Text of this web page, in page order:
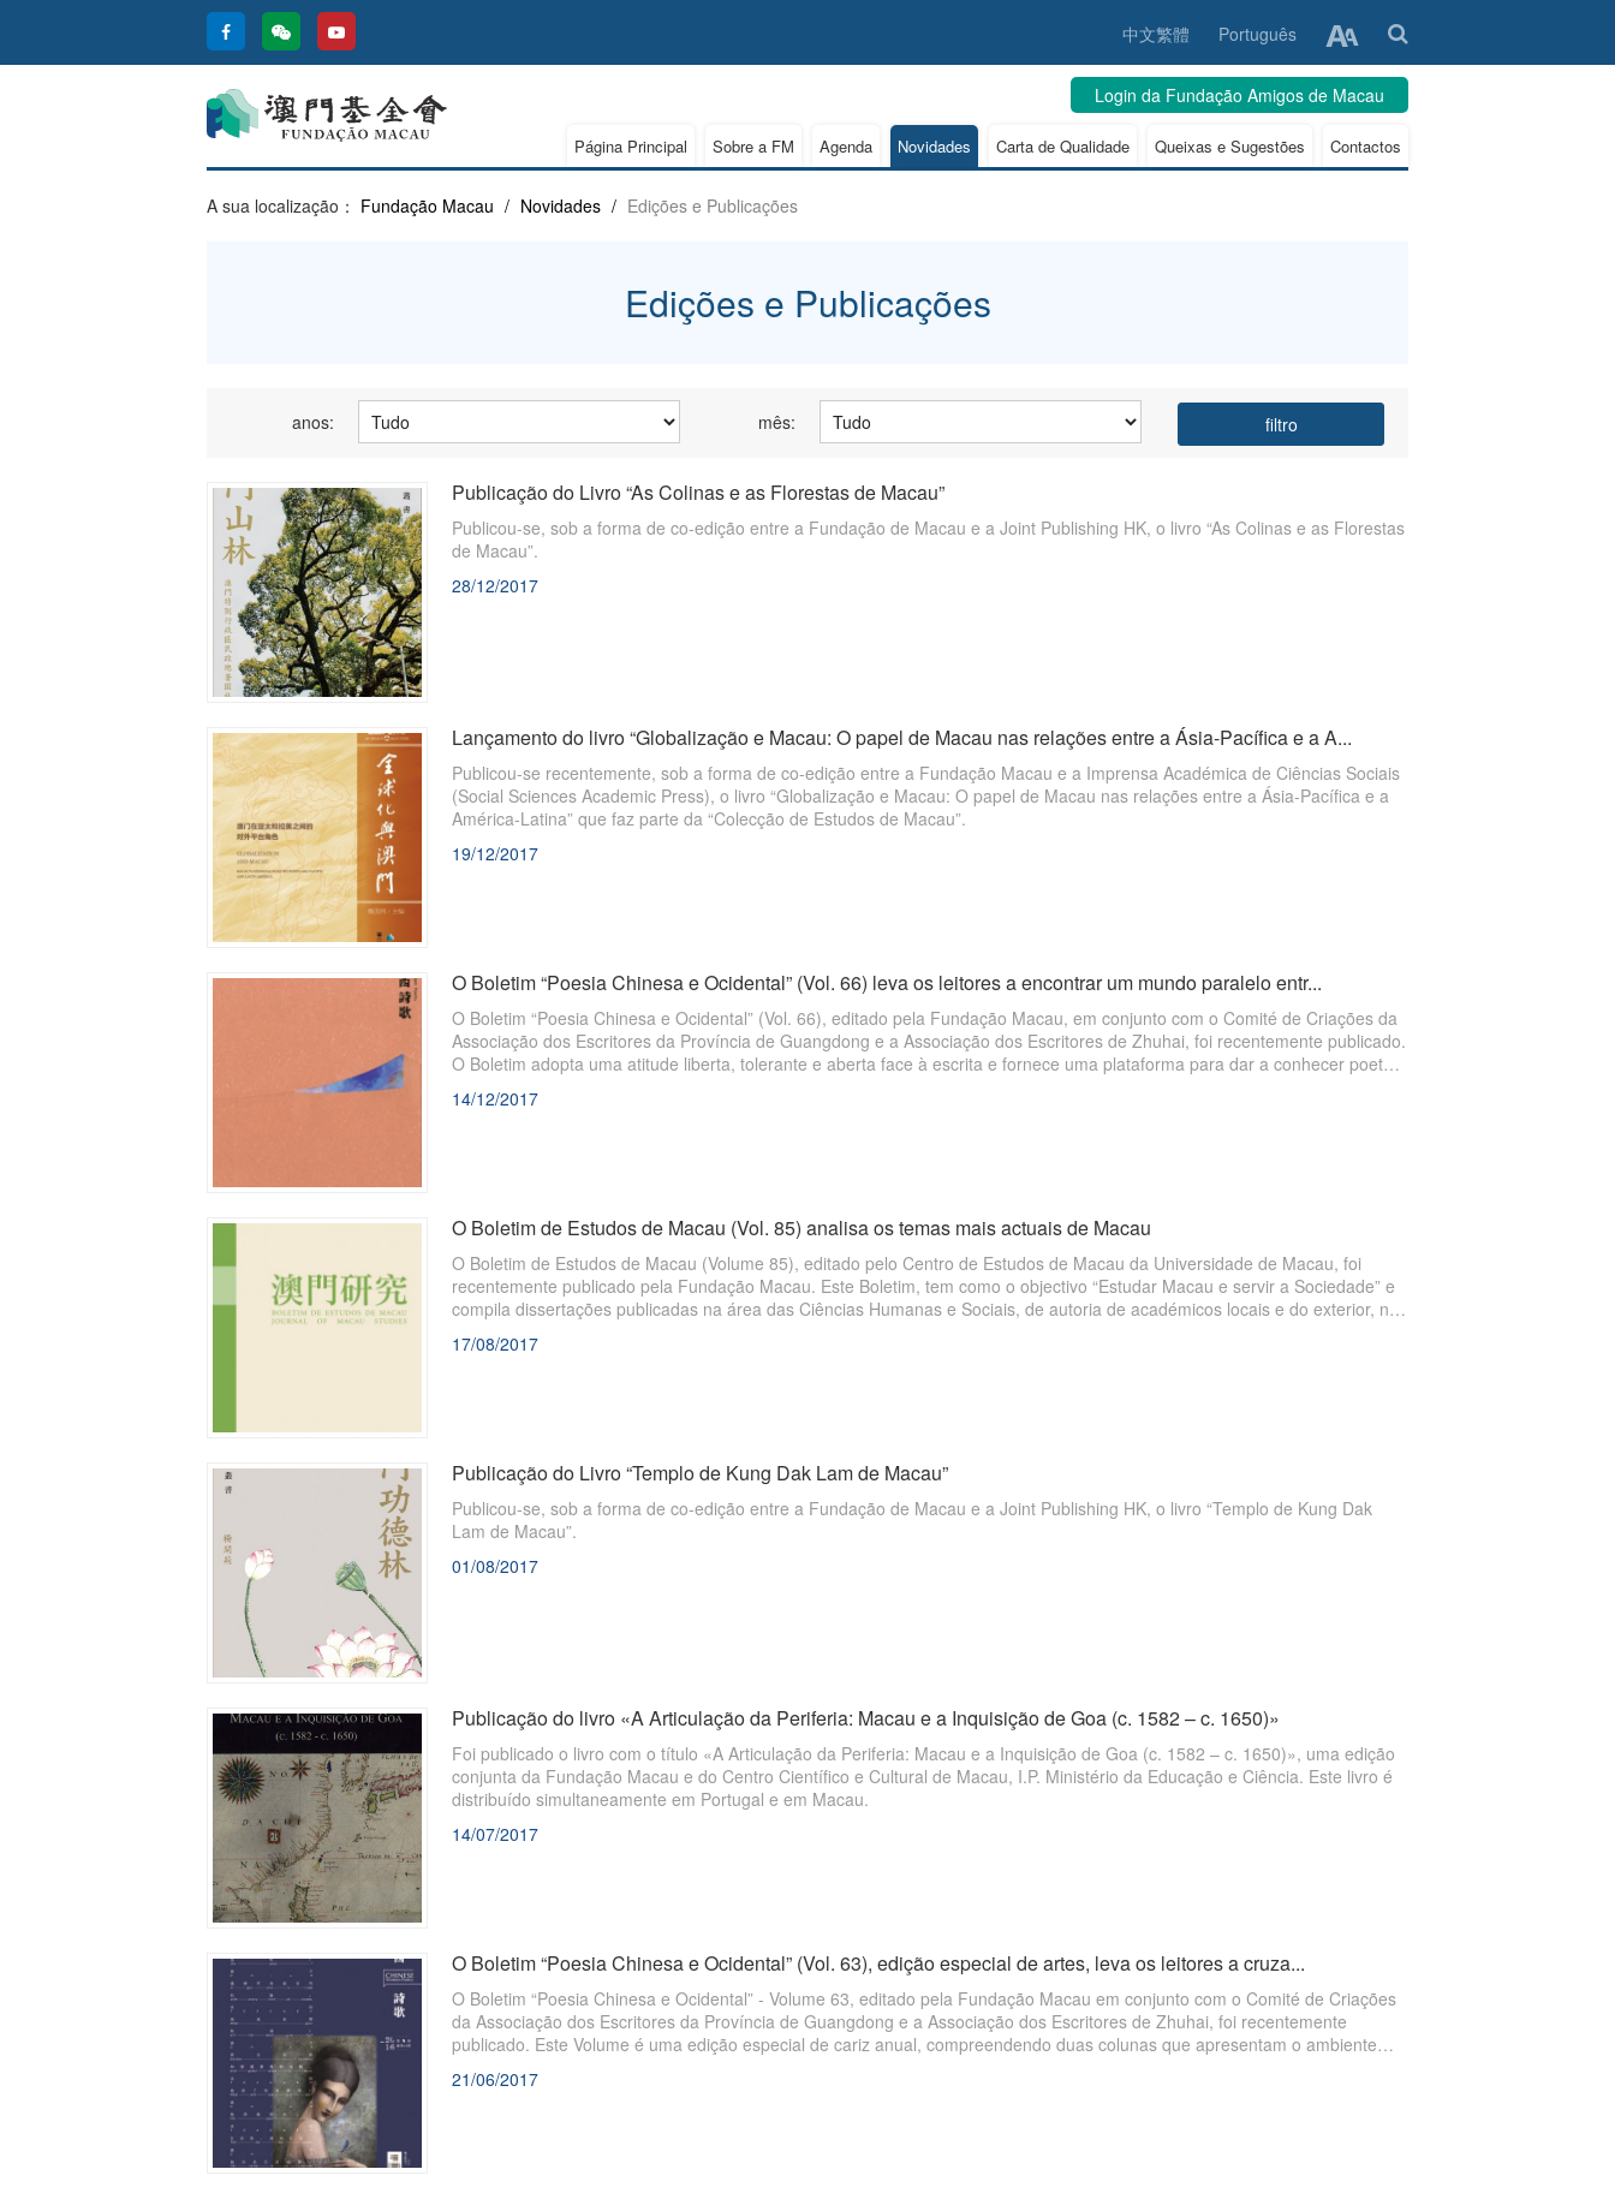
中文繁體 Português
Login da Fundação Amigos de Macau
Página Principal Sobre a FM Agenda Novidades Carta de Qualidade Queixas e Sugestões Contactos
A sua localização： Fundação Macau / Novidades / Edições e Publicações
Edições e Publicações
anos: mês: filtro
Publicação do Livro “As Colinas e as Florestas de Macau”
Publicou-se, sob a forma de co-edição entre a Fundação de Macau e a Joint Publishing HK, o livro “As Colinas e as Florestas
de Macau”.
28/12/2017
Lançamento do livro “Globalização e Macau: O papel de Macau nas relações entre a Ásia-Pacífica e a A...
Publicou-se recentemente, sob a forma de co-edição entre a Fundação Macau e a Imprensa Académica de Ciências Sociais
(Social Sciences Academic Press), o livro “Globalização e Macau: O papel de Macau nas relações entre a Ásia-Pacífica e a
América-Latina” que faz parte da “Colecção de Estudos de Macau”.
19/12/2017
O Boletim “Poesia Chinesa e Ocidental” (Vol. 66) leva os leitores a encontrar um mundo paralelo entr...
O Boletim “Poesia Chinesa e Ocidental” (Vol. 66), editado pela Fundação Macau, em conjunto com o Comité de Criações da
Associação dos Escritores da Província de Guangdong e a Associação dos Escritores de Zhuhai, foi recentemente publicado.
O Boletim adopta uma atitude liberta, tolerante e aberta face à escrita e fornece uma plataforma para dar a conhecer poetas
que se manifestam por si próprios, através das suas escritas criativas de poesias.
14/12/2017
O Boletim de Estudos de Macau (Vol. 85) analisa os temas mais actuais de Macau
O Boletim de Estudos de Macau (Volume 85), editado pelo Centro de Estudos de Macau da Universidade de Macau, foi
recentemente publicado pela Fundação Macau. Este Boletim, tem como o objectivo “Estudar Macau e servir a Sociedade” e
compila dissertações publicadas na área das Ciências Humanas e Sociais, de autoria de académicos locais e do exterior, no
sentido de estabelecer uma plataforma para a expressão de diferentes pensamentos académicos, assim como impulsionar o
17/08/2017
Publicação do Livro “Templo de Kung Dak Lam de Macau”
Publicou-se, sob a forma de co-edição entre a Fundação de Macau e a Joint Publishing HK, o livro “Templo de Kung Dak
Lam de Macau”.
01/08/2017
Publicação do livro «A Articulação da Periferia: Macau e a Inquisição de Goa (c. 1582 – c. 1650)»
Foi publicado o livro com o título «A Articulação da Periferia: Macau e a Inquisição de Goa (c. 1582 – c. 1650)», uma edição
conjunta da Fundação Macau e do Centro Científico e Cultural de Macau, I.P. Ministério da Educação e Ciência. Este livro é
distribuído simultaneamente em Portugal e em Macau.
14/07/2017
O Boletim “Poesia Chinesa e Ocidental” (Vol. 63), edição especial de artes, leva os leitores a cruza...
O Boletim “Poesia Chinesa e Ocidental” - Volume 63, editado pela Fundação Macau em conjunto com o Comité de Criações
da Associação dos Escritores da Província de Guangdong e a Associação dos Escritores de Zhuhai, foi recentemente
publicado. Este Volume é uma edição especial de cariz anual, compreendendo duas colunas que apresentam o ambiente
artístico e cultural de Macau e da Província de Guangdong e levando os leitores a revisitar o desenvolvimento cultural e
artístico do...
21/06/2017